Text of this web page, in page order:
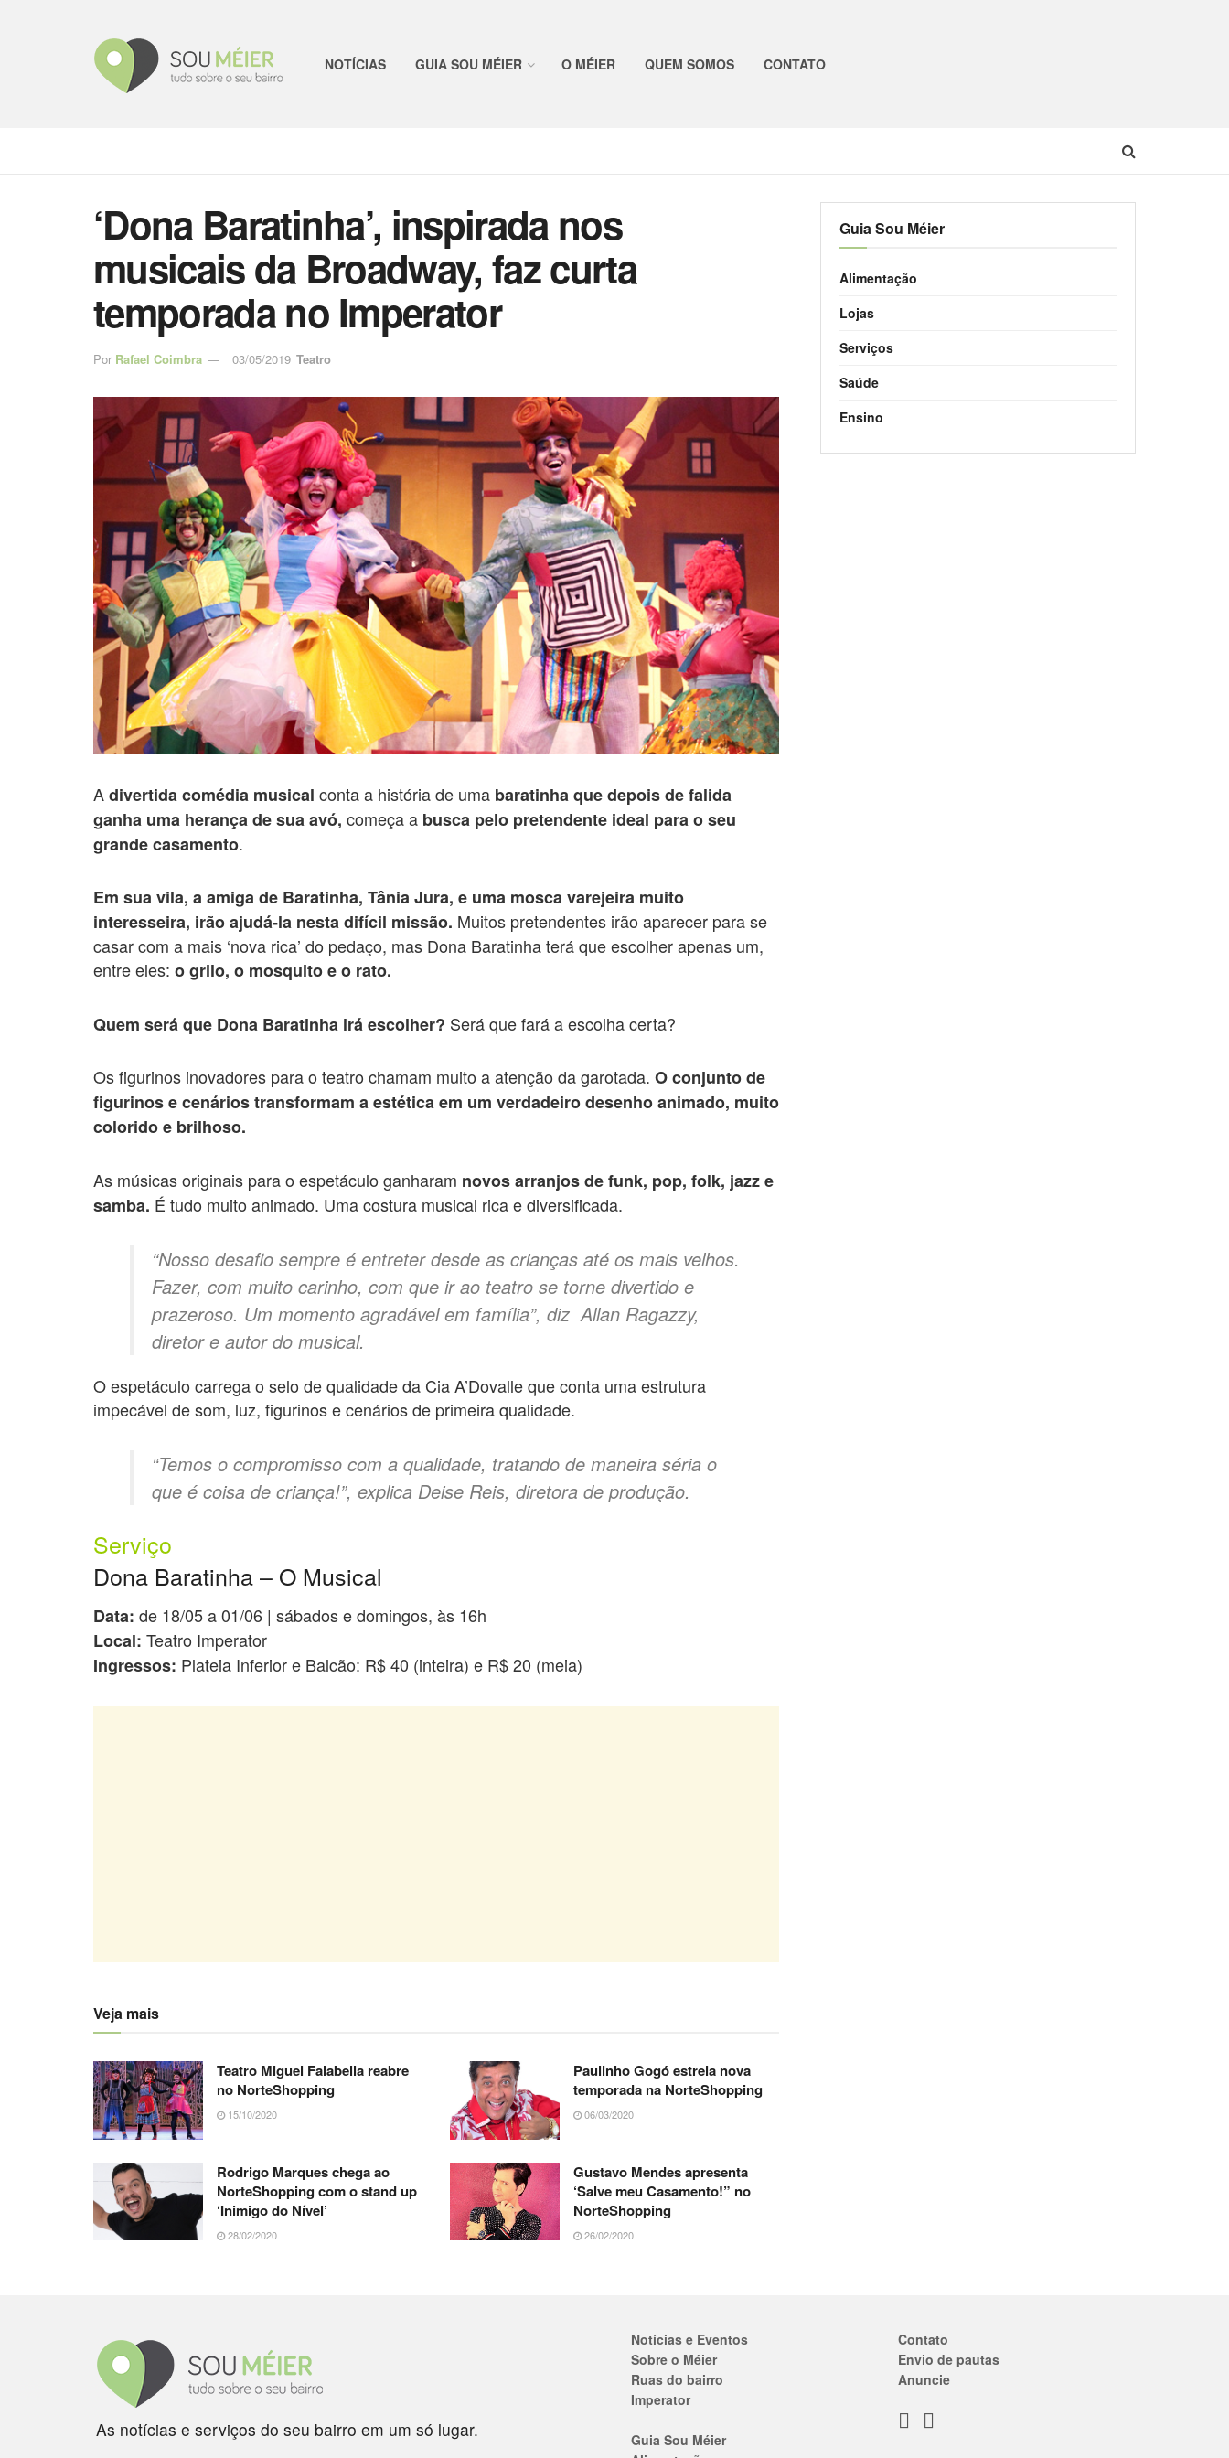
NOTÍCIAS GUIA SOU MÉIER O MÉIER QUEM SOMOS CONTATO
‘Dona Baratinha’, inspirada nos
musicais da Broadway, faz curta
temporada no Imperator
Por Rafael Coimbra 03/05/2019 Teatro
Adivertida comédia musical conta a história de uma baratinha que depois de falida
ganha uma herança de sua avó, começa a busca pelo pretendente ideal para o seu
grande casamento.
Em sua vila, a amiga de Baratinha, Tânia Jura, e uma mosca varejeira muito
interesseira, irão ajudá-la nesta difícil missão. Muitos pretendentes irão aparecer para se
casar com a mais ‘nova rica’ do pedaço, mas Dona Baratinha terá que escolher apenas um,
entre eles: o grilo, o mosquito e o rato.
Quem será que Dona Baratinha irá escolher? Será que fará a escolha certa?
Os figurinos inovadores para o teatro chamam muito a atenção da garotada. O conjunto de
figurinos e cenários transformam a estética em um verdadeiro desenho animado, muito
colorido e brilhoso.
As músicas originais para o espetáculo ganharam novos arranjos de funk, pop, folk, jazz e
samba. É tudo muito animado. Uma costura musical rica e diversificada.
“Nosso desafio sempre é entreter desde as crianças até os mais velhos.
Fazer, com muito carinho, com que ir ao teatro se torne divertido e
prazeroso. Um momento agradável em família”, diz Allan Ragazzy,
diretor e autor do musical.
O espetáculo carrega o selo de qualidade da Cia A’Dovalle que conta uma estrutura
impecável de som, luz, figurinos e cenários de primeira qualidade.
“Temos o compromisso com a qualidade, tratando de maneira séria o
que é coisa de criança!”, explica Deise Reis, diretora de produção.
Serviço
Dona Baratinha – O Musical
Data: de 18/05 a 01/06 | sábados e domingos, às 16h
Local: Teatro Imperator
Ingressos: Plateia Inferior e Balcão: R$ 40 (inteira) e R$ 20 (meia)
Veja mais
Teatro Miguel Falabella reabre
no NorteShopping
15/10/2020
Paulinho Gogó estreia nova
temporada na NorteShopping
06/03/2020
Rodrigo Marques chega ao
NorteShopping com o stand up
‘Inimigo do Nível’
28/02/2020
Gustavo Mendes apresenta
‘Salve meu Casamento!” no
NorteShopping
26/02/2020
Guia Sou Méier
Alimentação
Lojas
Serviços
Saúde
Ensino
As notícias e serviços do seu bairro em um só lugar.
Notícias e Eventos
Sobre o Méier
Ruas do bairro
Imperator
Guia Sou Méier
Contato
Envio de pautas
Anuncie